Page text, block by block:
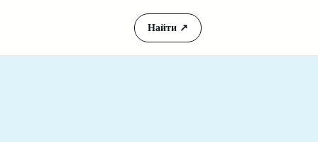
Найти ↗